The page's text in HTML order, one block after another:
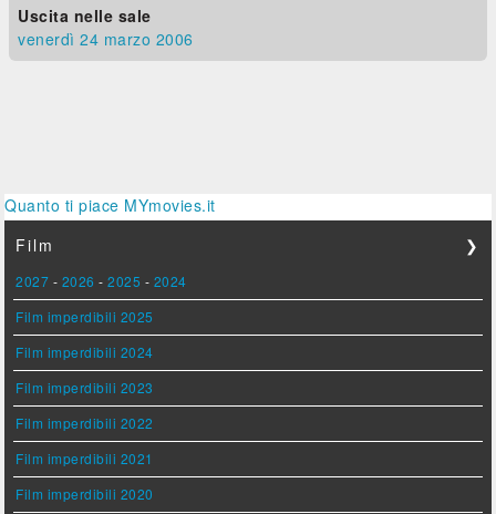
Uscita nelle sale
venerdì 24 marzo 2006
Quanto ti piace MYmovies.it
Film
❯
2027 - 2026 -2025 - 2024
Film imperdibili 2025
Film imperdibili 2024
Film imperdibili 2023
Film imperdibili 2022
Film imperdibili 2021
Film imperdibili 2020